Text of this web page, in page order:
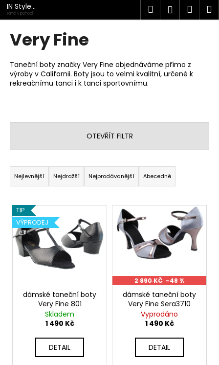
Přejít
na
obsah
IN Style
taneční
obuv
Tanči v pohodlí Hledat
Very Fine
Taneční boty značky Very Fine objednáváme přímo z
výroby v Californii. Boty jsou to velmi kvalitní, určené k
rekreačnímu tanci i k tanci sportovnímu.
OTEVŘÍT FILTR
Ř
a
z
e
n
í
p
Nejlevnější Nejdražší Nejprodávanější Abecedně
V
ý
p
TIP
VÝPRODEJ
dámské taneční boty
Very Fine 801
Skladem
1 490 Kč
DETAIL
2 890 KČ –48 %
dámské taneční boty
Very Fine Sera3710
Vyprodáno
1 490 Kč
DETAIL
K
o
o
p
u
j
e
t
e
n
a